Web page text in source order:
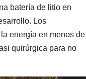
batería de litio en
Los
energía en menos de
quirúrgica para no